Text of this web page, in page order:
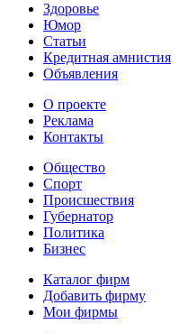
Здоровье
Юмор
Статьи
Кредитная амнистия
Объявления
О проекте
Реклама
Контакты
Общество
Спорт
Происшествия
Губернатор
Политика
Бизнес
Каталог фирм
Добавить фирму
Мои фирмы